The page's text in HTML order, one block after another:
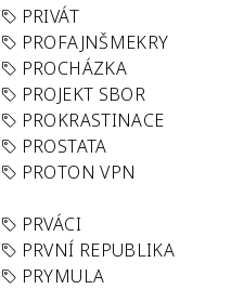
PRIVÁT
PROFAJNŠMEKRY
PROCHÁZKA
PROJEKT SBOR
PROKRASTINACE
PROSTATA
PROTON VPN
PRVÁCI
PRVNÍ REPUBLIKA
PRYMULA